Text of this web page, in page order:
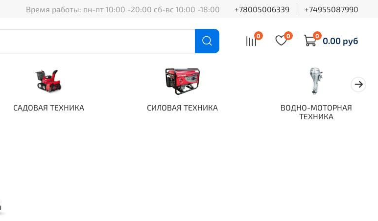
Время работы: пн-пт 10:00 -20:00 сб-вс 10:00 -18:00 +78005006339 +74955087990
0 0 0 0.00 руб
САДОВАЯ ТЕХНИКА СИЛОВАЯ ТЕХНИКА
ВОДНО-МОТОРНАЯ
ТЕХНИКА